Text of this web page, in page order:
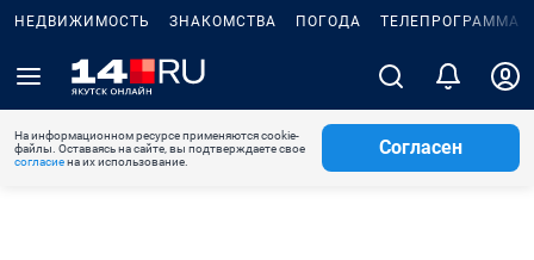
НЕДВИЖИМОСТЬ ЗНАКОМСТВА ПОГОДА ТЕЛЕПРОГРАММА
На информационном ресурсе применяются cookie-
файлы. Оставаясь на сайте, вы подтверждаете свое
согласиена их использование.
Согласен